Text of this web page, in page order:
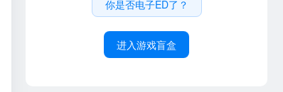
你是否电子ED了？
进入游戏盲盒